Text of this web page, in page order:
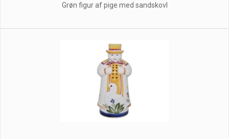
Grøn figur af pige med sandskovl